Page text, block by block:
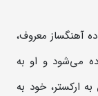
آهنگساز معروف،
می‌شود و او به
ارکستر، خود به